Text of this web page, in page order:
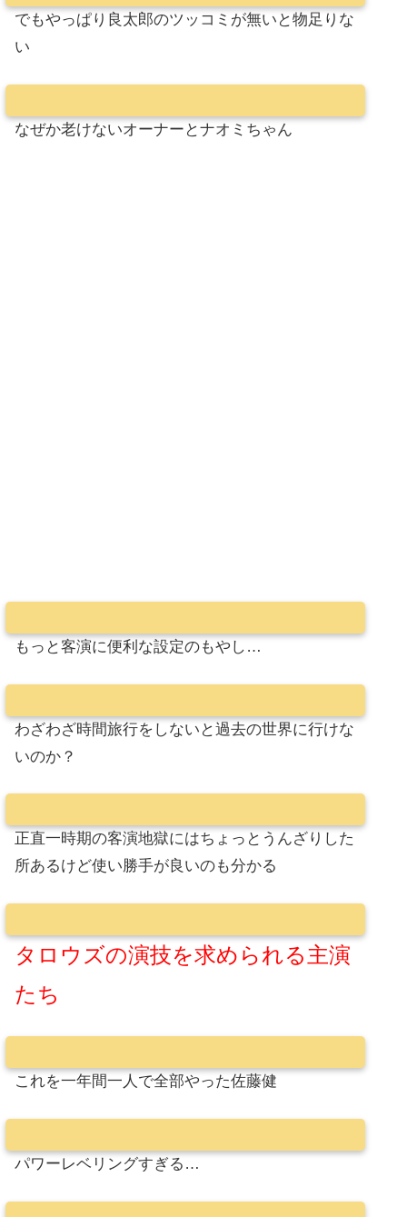
でもやっぱり良太郎のツッコミが無いと物足りな
い
なぜか老けないオーナーとナオミちゃん
もっと客演に便利な設定のもやし…
わざわざ時間旅行をしないと過去の世界に行けな
いのか？
正直一時期の客演地獄にはちょっとうんざりした
所あるけど使い勝手が良いのも分かる
タロウズの演技を求められる主演
たち
これを一年間一人で全部やった佐藤健
パワーレベリングすぎる…